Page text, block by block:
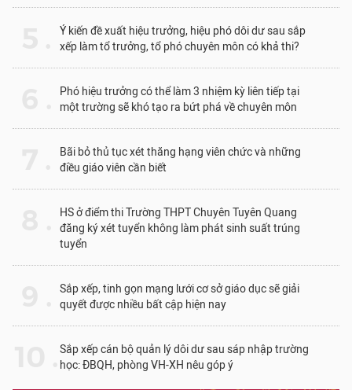
Ý kiến đề xuất hiệu trưởng, hiệu phó dôi dư sau sắp
xếp làm tổ trưởng, tổ phó chuyên môn có khả thi?
Phó hiệu trưởng có thể làm 3 nhiệm kỳ liên tiếp tại
một trường sẽ khó tạo ra bứt phá về chuyên môn
Bãi bỏ thủ tục xét thăng hạng viên chức và những
điều giáo viên cần biết
HS ở điểm thi Trường THPT Chuyên Tuyên Quang
đăng ký xét tuyển không làm phát sinh suất trúng
tuyển
Sắp xếp, tinh gọn mạng lưới cơ sở giáo dục sẽ giải
quyết được nhiều bất cập hiện nay
Sắp xếp cán bộ quản lý dôi dư sau sáp nhập trường
học: ĐBQH, phòng VH-XH nêu góp ý